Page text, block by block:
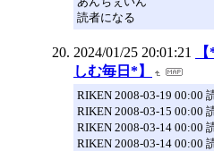
読者になる
2024/01/25 20:01:21
しむ毎日*】
RIKEN 2008-03-19 00:00
RIKEN 2008-03-15 00:00
RIKEN 2008-03-14 00:00
RIKEN 2008-03-14 00:00